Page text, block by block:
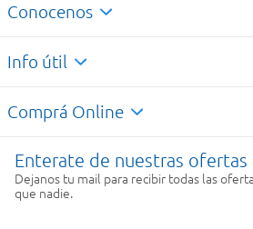
Conocenos
Info útil
Comprá Online
Enterate de nuestras ofertas
Dejanos tu mail para recibir todas las
que nadie.